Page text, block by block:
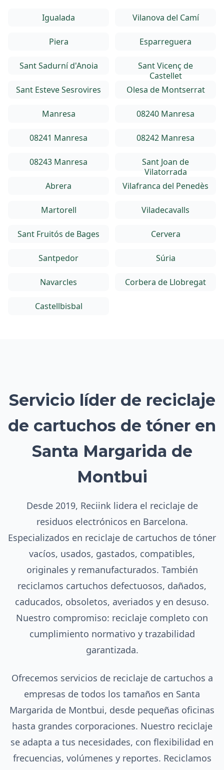
Igualada Vilanova del Camí
Piera Esparreguera
Sant Sadurní d'Anoia
Sant Vicenç de
Castellet
Sant Esteve Sesrovires
Olesa de Montserrat
Manresa 08240 Manresa
08241 Manresa 08242 Manresa
08243 Manresa
Sant Joan de
Vilatorrada
Abrera
Vilafranca del Penedès
Martorell Viladecavalls
Sant Fruitós de Bages Cervera
Santpedor Súria
Navarcles Corbera de Llobregat
Castellbisbal
Servicio líder de reciclaje
de cartuchos de tóner en
Santa Margarida de
Montbui
Desde 2019, Reciink lidera el reciclaje de
residuos electrónicos en Barcelona.
Especializados en reciclaje de cartuchos de tóner
vacíos, usados, gastados, compatibles,
originales y remanufacturados. También
reciclamos cartuchos defectuosos, dañados,
caducados, obsoletos, averiados y en desuso.
Nuestro compromiso: reciclaje completo con
cumplimiento normativo y trazabilidad
garantizada.
Ofrecemos servicios de reciclaje de cartuchos a
empresas de todos los tamaños en Santa
Margarida de Montbui, desde pequeñas oficinas
hasta grandes corporaciones. Nuestro reciclaje
se adapta a tus necesidades, con flexibilidad en
frecuencias, volúmenes y reportes. Reciclamos